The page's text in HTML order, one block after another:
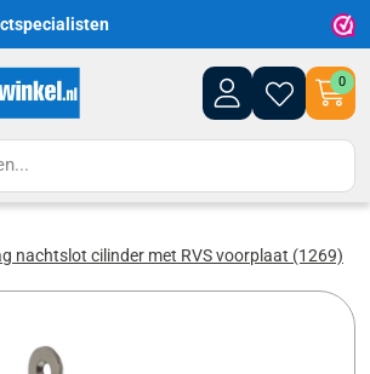
0
nachtslot cilinder met RVS voorplaat (1269)